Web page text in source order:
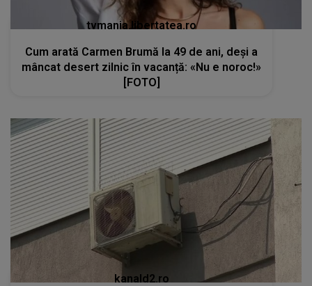
tvmania.libertatea.ro
Cum arată Carmen Brumă la 49 de ani, deși a
mâncat desert zilnic în vacanță: «Nu e noroc!»
[FOTO]
kanald2.ro